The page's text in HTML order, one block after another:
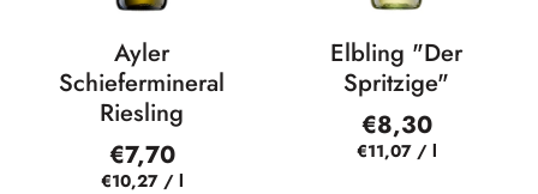
Ayler
Schiefermineral
Riesling
€7,70
€10,27 / l
Elbling "Der
Spritzige"
€8,30
€11,07 / l